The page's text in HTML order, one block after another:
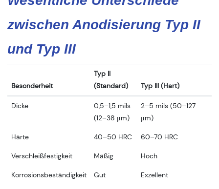
zwischen Anodisierung Typ II
und Typ III
Besonderheit
Typ II
(Standard)
Typ III (Hart)
Dicke
0,5–1,5 mils
(12–38 μm)
2–5 mils (50–127
μm)
Härte 40–50 HRC 60–70 HRC
Verschleißfestigkeit Mäßig Hoch
Korrosionsbeständigkeit Gut Exzellent